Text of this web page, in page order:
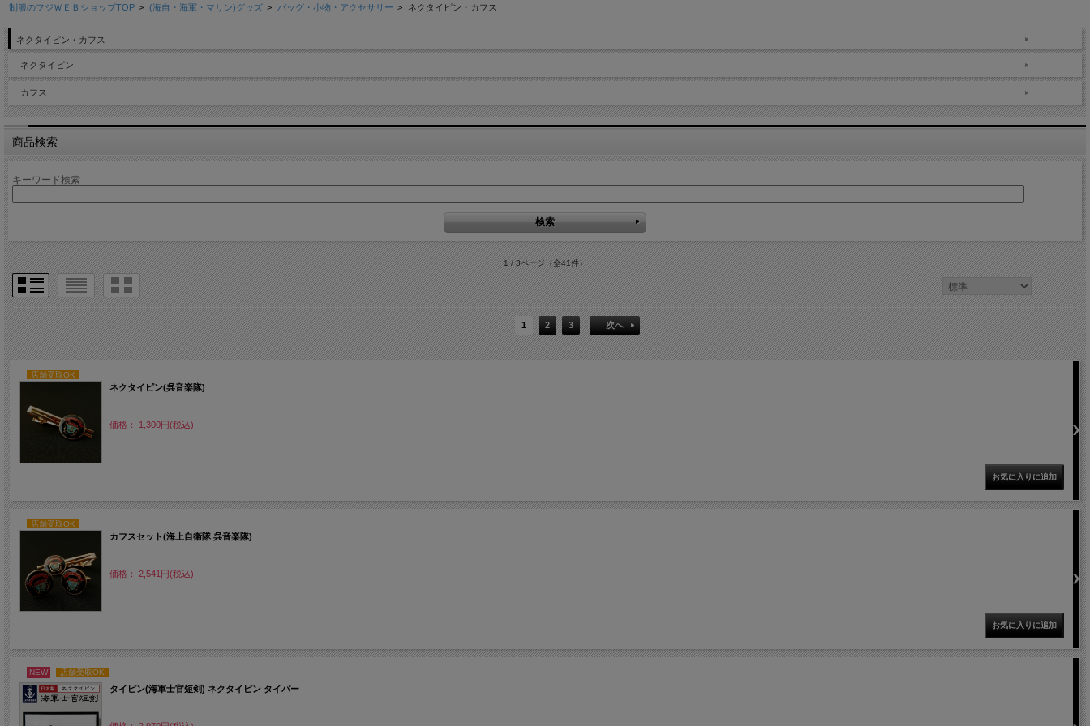
制服のフジＷＥＢショップTOP > (海自・海軍・マリン)グッズ > バッグ・小物・アクセサリー > ネクタイピン・カフス
ネクタイピン・カフス
ネクタイピン
カフス
商品検索
キーワード検索
1 / 3ページ（全41件）
1 2 3 次へ
店舗受取OK
ネクタイピン(呉音楽隊)
価格： 1,300円(税込)
店舗受取OK
カフスセット(海上自衛隊 呉音楽隊)
価格： 2,541円(税込)
NEW 店舗受取OK
タイピン(海軍士官短剣) ネクタイピン タイバー